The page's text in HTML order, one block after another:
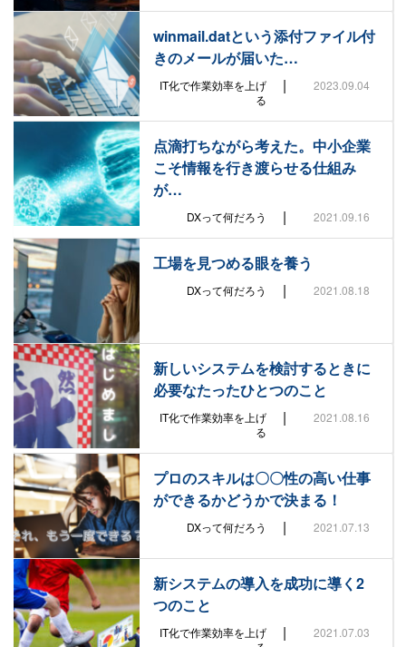
winmail.datという添付ファイル付
きのメールが届いた…
IT化で作業効率を上げ
る
| 2023.09.04
点滴打ちながら考えた。中小企業
こそ情報を行き渡らせる仕組み
が…
DXって何だろう | 2021.09.16
工場を見つめる眼を養う
DXって何だろう | 2021.08.18
新しいシステムを検討するときに
必要なたったひとつのこと
IT化で作業効率を上げ
る
| 2021.08.16
プロのスキルは〇〇性の高い仕事
ができるかどうかで決まる！
DXって何だろう | 2021.07.13
新システムの導入を成功に導く2
つのこと
IT化で作業効率を上げ
| 2021.07.03